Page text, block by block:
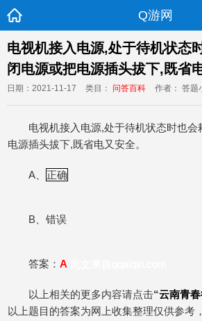
Q游网
电视机接入电源,处于待机状态
闭电源或把电源插头拔下,既省
日期：2021-11-17 类目： 问答百科 作者： 答题
电视机接入电源,处于待机状态时也
电源插头拔下,既省电又安全。
A、 正确
B、错误
答案： A
以上相关的更多内容请点击“云南青
以上题目的答案为网上收集整理仅供参考